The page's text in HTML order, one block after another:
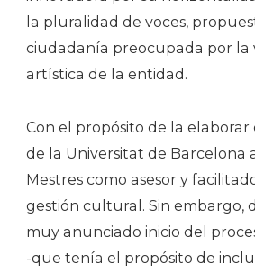
la pluralidad de voces,
ciudadanía preocupada por la
artística de la entidad.
Con el propósito de la elaborar
de la Universitat de Barcelona
Mestres como asesor y
gestión cultural. Sin embargo,
muy anunciado inicio del
-que tenía el propósito de